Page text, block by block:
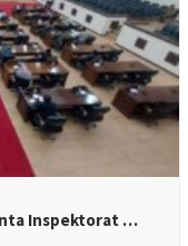
Inspektorat …